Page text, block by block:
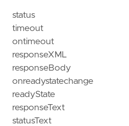
status
timeout
ontimeout
responseXML
responseBody
onreadystatechange
readyState
responseText
statusText